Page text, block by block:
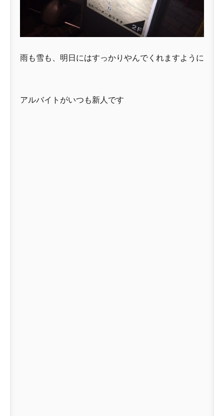
雨も雪も、明日にはすっかりやんでくれますように
アルバイトがいつも新人です